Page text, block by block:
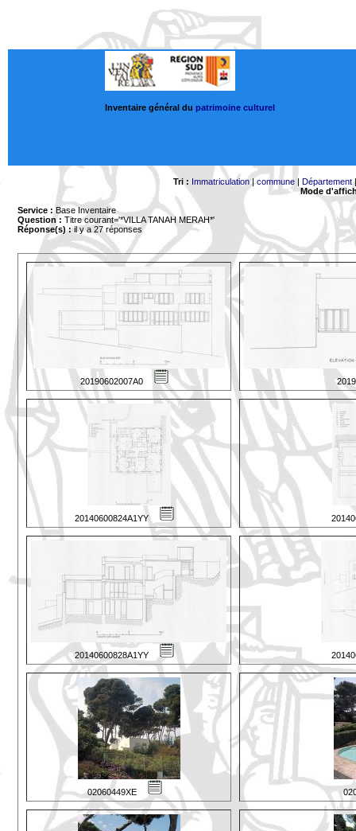
Inventaire général du patrimoine culturel
Tri : Immatriculation| commune| Département
Mode
Service : Base Inventaire
Question : Titre courant='*VILLA TANAH MERAH*'
Réponse(s) :il y a 27 réponses
20190602007A0
20140600824A1YY
20140600828A1YY
02060449XE